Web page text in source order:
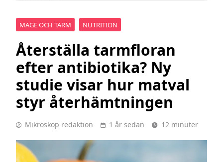
MAGE OCH TARM NUTRITION
Återställa tarmfloran
efter antibiotika? Ny
studie visar hur matval
styr återhämtningen
Mikroskop redaktion 1 år sedan 12 minuter